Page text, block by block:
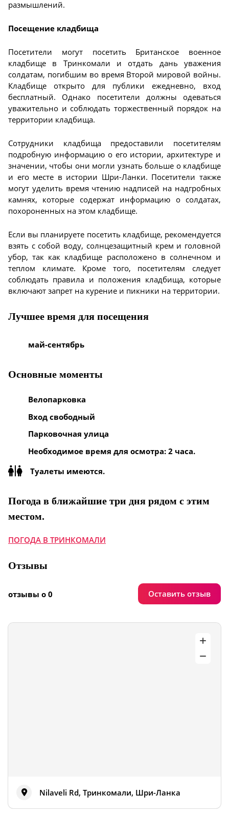
размышлений.
Посещение кладбища
Посетители могут посетить Британское военное
кладбище в Тринкомали и отдать дань уважения
солдатам, погибшим во время Второй мировой войны.
Кладбище открыто для публики ежедневно, вход
бесплатный. Однако посетители должны одеваться
уважительно и соблюдать торжественный порядок на
территории кладбища.
Сотрудники кладбища предоставили посетителям
подробную информацию о его истории, архитектуре и
значении, чтобы они могли узнать больше о кладбище
и его месте в истории Шри-Ланки. Посетители также
могут уделить время чтению надписей на надгробных
камнях, которые содержат информацию о солдатах,
похороненных на этом кладбище.
Если вы планируете посетить кладбище, рекомендуется
взять с собой воду, солнцезащитный крем и головной
убор, так как кладбище расположено в солнечном и
теплом климате. Кроме того, посетителям следует
соблюдать правила и положения кладбища, которые
включают запрет на курение и пикники на территории.
Лучшее время для посещения
май-сентябрь
Основные моменты
Велопарковка
Вход свободный
Парковочная улица
Необходимое время для осмотра: 2 часа.
Туалеты имеются.
Погода в ближайшие три дня рядом с этим
местом.
ПОГОДА В ТРИНКОМАЛИ
Отзывы
отзывы о 0 Оставить отзыв
Nilaveli Rd, Тринкомали, Шри-Ланка